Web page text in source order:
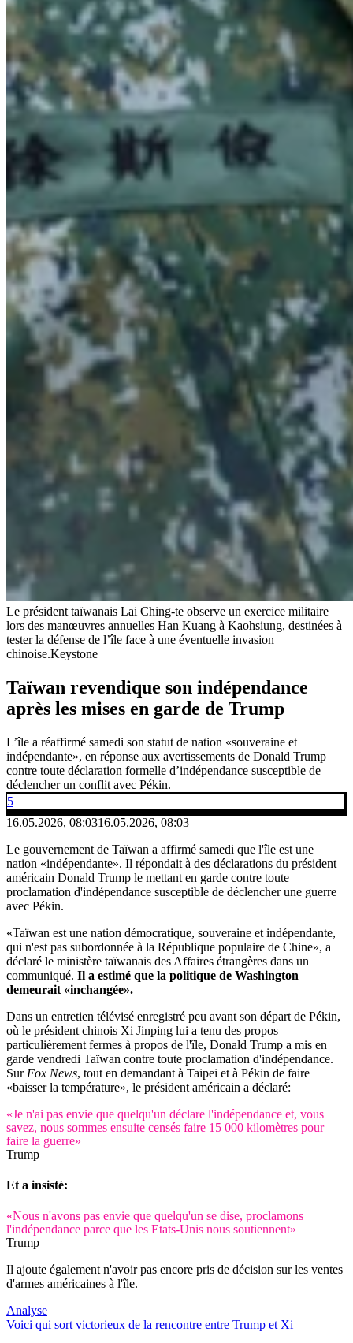
Le président taïwanais Lai Ching-te observe un exercice militaire
lors des manœuvres annuelles Han Kuang à Kaohsiung, destinées à
tester la défense de l’île face à une éventuelle invasion
chinoise.Keystone
Taïwan revendique son indépendance
après les mises en garde de Trump
L’île a réaffirmé samedi son statut de nation «souveraine et
indépendante», en réponse aux avertissements de Donald Trump
contre toute déclaration formelle d’indépendance susceptible de
déclencher un conflit avec Pékin.
5
16.05.2026, 08:0316.05.2026, 08:03
Le gouvernement de Taïwan a affirmé samedi que l'île est une
nation «indépendante». Il répondait à des déclarations du président
américain Donald Trump le mettant en garde contre toute
proclamation d'indépendance susceptible de déclencher une guerre
avec Pékin.
«Taïwan est une nation démocratique, souveraine et indépendante,
qui n'est pas subordonnée à la République populaire de Chine», a
déclaré le ministère taïwanais des Affaires étrangères dans un
communiqué. Il a estimé que la politique de Washington
demeurait «inchangée».
Dans un entretien télévisé enregistré peu avant son départ de Pékin,
où le président chinois Xi Jinping lui a tenu des propos
particulièrement fermes à propos de l'île, Donald Trump a mis en
garde vendredi Taïwan contre toute proclamation d'indépendance.
Sur Fox News, tout en demandant à Taipei et à Pékin de faire
«baisser la température», le président américain a déclaré:
«Je n'ai pas envie que quelqu'un déclare l'indépendance et, vous
savez, nous sommes ensuite censés faire 15 000 kilomètres pour
faire la guerre»
Trump
Et a insisté:
«Nous n'avons pas envie que quelqu'un se dise, proclamons
l'indépendance parce que les Etats-Unis nous soutiennent»
Trump
Il ajoute également n'avoir pas encore pris de décision sur les ventes
d'armes américaines à l'île.
Analyse
Voici qui sort victorieux de la rencontre entre Trump et Xi